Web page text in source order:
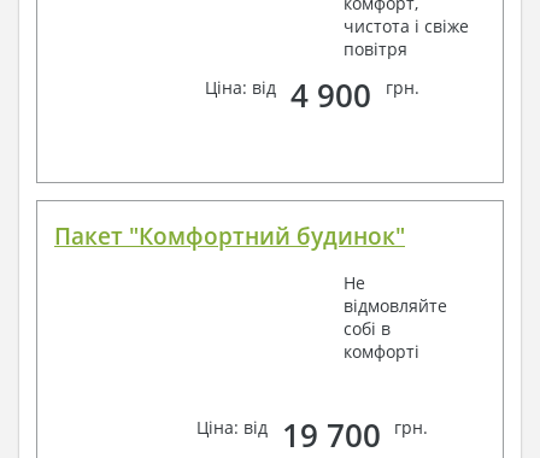
чистота і свіже
повітря
Ціна: від
4 900 грн.
Пакет "Комфортний будинок"
Не
відмовляйте
собі в
комфорті
Ціна: від 19 700 грн.